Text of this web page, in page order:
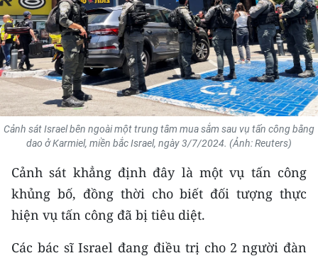
GIÁO DỤC
Y TẾ
KHOA HỌC - CÔNG NGHỆ
MÔI TRƯỜNG
BẠN ĐỌC
KIỂM CHỨNG THÔNG TIN
TRI THỨC CHUYÊN SÂU
54 DÂN TỘC VIỆT NAM
Cảnh sát Israel bên ngoài một trung tâm mua sắm sau vụ tấn công bằng
dao ở Karmiel, miền bắc Israel, ngày 3/7/2024. (Ảnh: Reuters)
Cảnh sát khẳng định đây là một vụ tấn công
khủng bố, đồng thời cho biết đối tượng thực
hiện vụ tấn công đã bị tiêu diệt.
Các bác sĩ Israel đang điều trị cho 2 người đàn